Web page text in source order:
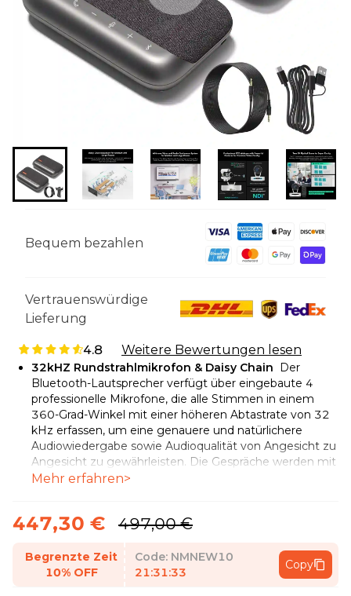
Bequem bezahlen
Vertrauenswürdige
Lieferung
4.8 Weitere Bewertungen lesen
32kHZ Rundstrahlmikrofon & Daisy Chain Der
Bluetooth-Lautsprecher verfügt über eingebaute 4
professionelle Mikrofone, die alle Stimmen in einem
360-Grad-Winkel mit einer höheren Abtastrate von 32
kHz erfassen, um eine genauere und natürlichere
Audiowiedergabe sowie Audioqualität von Angesicht zu
Angesicht zu gewährleisten. Die Gespräche werden mit
einem kräftigen und natürlichen Klang aufgezeichnet.
Unternehmen mit bis zu 10 Personen. Durch
Telefonkonferenz、Präsenzmeeting oder Hybrid
Meeting mit 20 Teilnehmern unterstützt werden.
Mehr erfahren>
447,30 € 497,00 €
Begrenzte Zeit
10% OFF
Code: NMNEW10
21:31:31
Copy